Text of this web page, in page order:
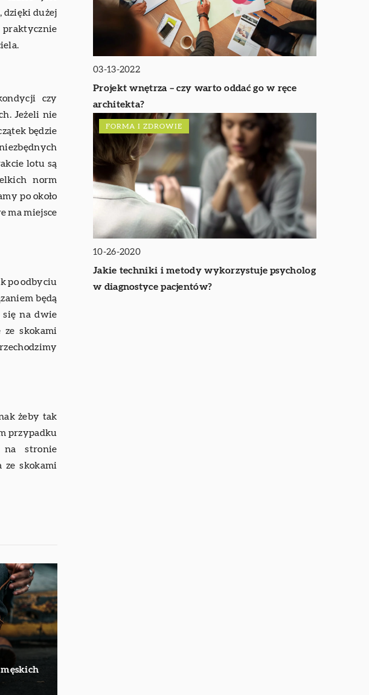
dzięki dużej
praktycznie
czy
Jeżeli nie
będzie
lotu są
norm
po około
ma miejsce
po odbyciu
będą
się na dwie
ze skokami
żeby tak
przypadku
na stronie
ze skokami
03-13-2022
Projekt wnętrza – czy warto oddać go w ręce
architekta?
FORMA I ZDROWIE
10-26-2020
Jakie techniki i metody wykorzystuje psycholog
w diagnostyce pacjentów?